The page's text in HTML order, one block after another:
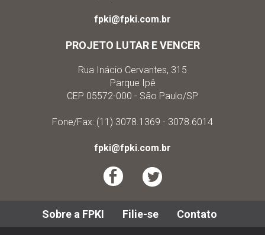
fpki@fpki.com.br
PROJETO LUTAR E VENCER
Rua Inácio Cervantes, 315
Parque Ipê
CEP 05572-000 - São Paulo/SP
Fone/Fax: (11) 3078.1369 - 3078.6014
fpki@fpki.com.br
Sobre a FPKI Filie-se Contato